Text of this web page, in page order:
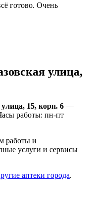
готово. Очень
улица,
15, корп. 6 —
работы: пн-пт
работы и
услуги и сервисы
аптеки города.